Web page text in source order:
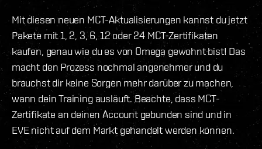
Mit diesen neuen MCT-Aktualisierungen kannst du jetzt
Pakete mit 1, 2, 3, 6, 12 oder 24 MCT-Zertifikaten
kaufen, genau wie du es von Omega gewohnt bist! Das
macht den Prozess nochmal angenehmer und du
brauchst dir keine Sorgen mehr darüber zu machen,
wann dein Training ausläuft. Beachte, dass MCT-
Zertifikate an deinen Account gebunden sind und in
EVE nicht auf dem Markt gehandelt werden können.